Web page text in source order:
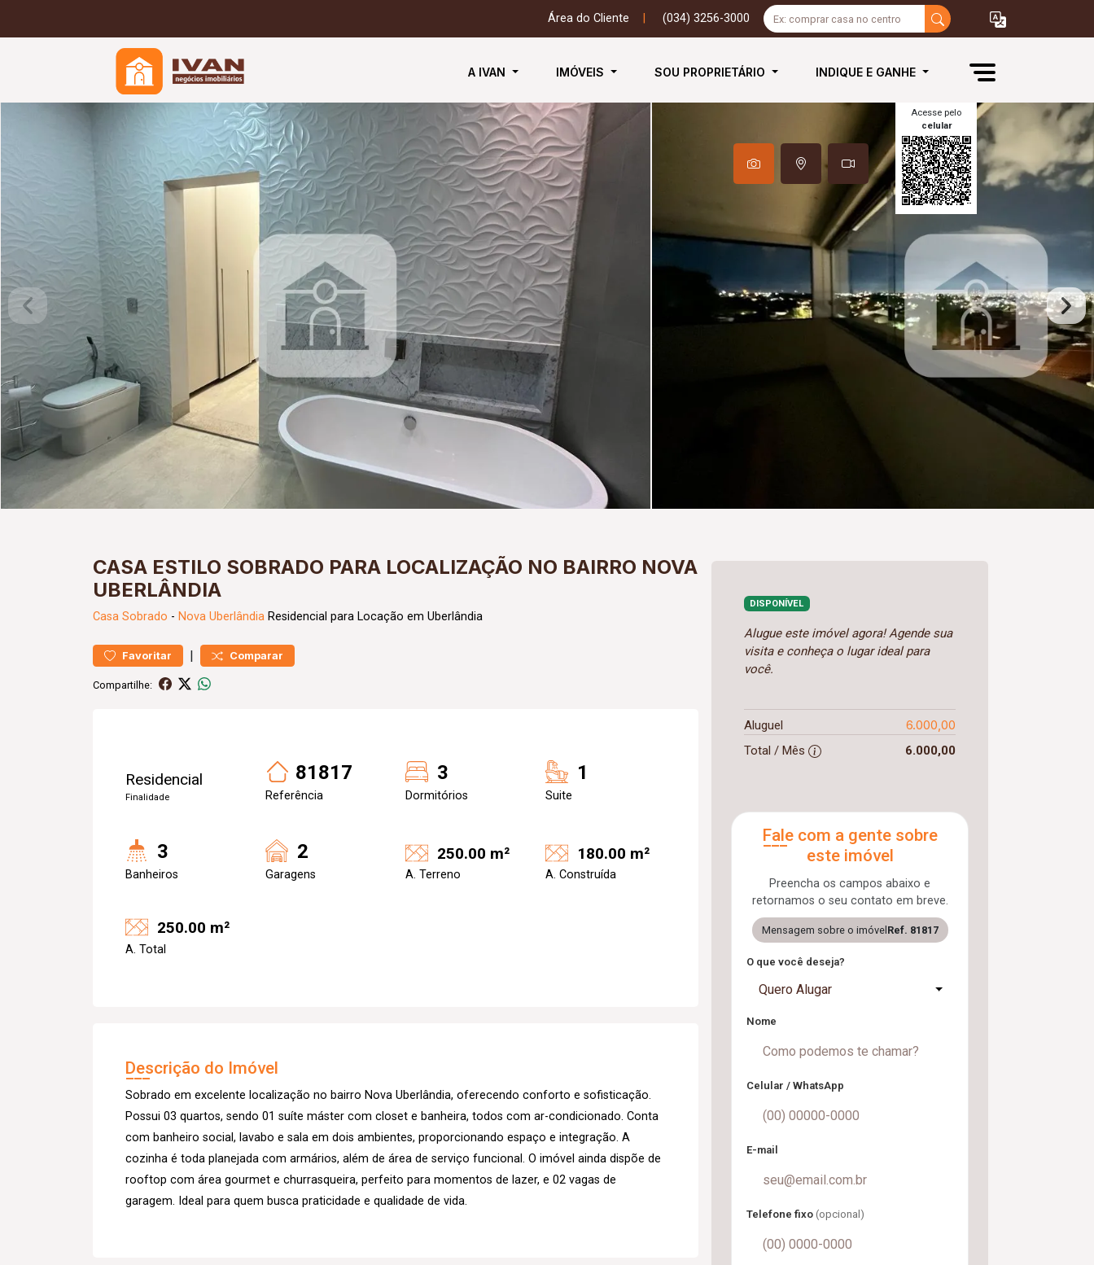
Área do Cliente (034) 3256-3000
A IVAN IMÓVEIS SOU PROPRIETÁRIO INDIQUE E GANHE
Acesse pelo
celular
CASA ESTILO SOBRADO PARA LOCALIZAÇÃO NO BAIRRO NOVA
UBERLÂNDIA
Casa Sobrado - Nova Uberlândia Residencial para Locação em Uberlândia
Favoritar | Comparar
Compartilhe:
Residencial
Finalidade
81817
Referência
3
Dormitórios
1
Suite
3
Banheiros
2
Garagens
250.00 m²
A. Terreno
180.00 m²
A. Construída
250.00 m²
A. Total
Descrição do Imóvel
Sobrado em excelente localização no bairro Nova Uberlândia, oferecendo conforto e sofisticação.
Possui 03 quartos, sendo 01 suíte máster com closet e banheira, todos com ar-condicionado. Conta
com banheiro social, lavabo e sala em dois ambientes, proporcionando espaço e integração. A
cozinha é toda planejada com armários, além de área de serviço funcional. O imóvel ainda dispõe de
rooftop com área gourmet e churrasqueira, perfeito para momentos de lazer, e 02 vagas de
garagem. Ideal para quem busca praticidade e qualidade de vida.
DISPONÍVEL
Alugue este imóvel agora! Agende sua
visita e conheça o lugar ideal para
você.
Aluguel 6.000,00
Total / Mês 6.000,00
Fale com a gente sobre
este imóvel
Preencha os campos abaixo e
retornamos o seu contato em breve.
Mensagem sobre o imóvel Ref. 81817
O que você deseja?
Quero Alugar
Nome
Celular / WhatsApp
E-mail
Telefone fixo (opcional)